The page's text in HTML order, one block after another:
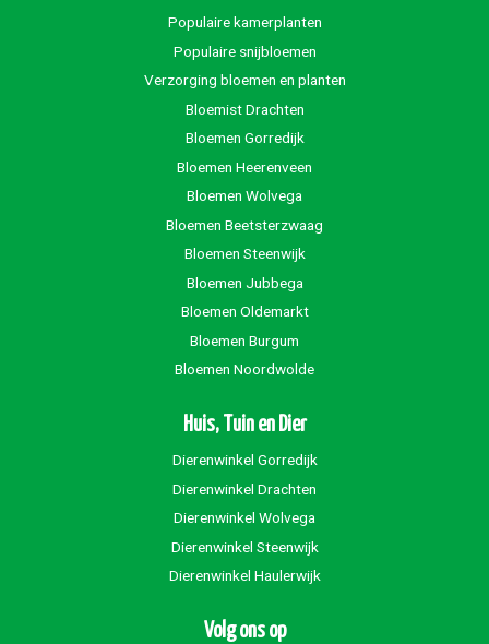
Populaire kamerplanten
Populaire snijbloemen
Verzorging bloemen en planten
Bloemist Drachten
Bloemen Gorredijk
Bloemen Heerenveen
Bloemen Wolvega
Bloemen Beetsterzwaag
Bloemen Steenwijk
Bloemen Jubbega
Bloemen Oldemarkt
Bloemen Burgum
Bloemen Noordwolde
Huis, Tuin en Dier
Dierenwinkel Gorredijk
Dierenwinkel Drachten
Dierenwinkel Wolvega
Dierenwinkel Steenwijk
Dierenwinkel Haulerwijk
Volg ons op